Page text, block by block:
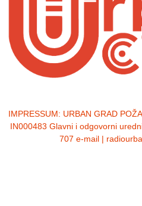
IMPRESSUM: URBAN GRAD
IN000483 Glavni i odgovorni
707 e-mail |